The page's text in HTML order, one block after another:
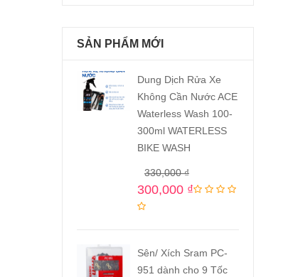
SẢN PHẨM MỚI
Dung Dịch Rửa Xe
Không Cần Nước ACE
Waterless Wash 100-
300ml WATERLESS
BIKE WASH
330,000₫
300,000 ₫
Sên/ Xích Sram PC-
951 dành cho 9 Tốc